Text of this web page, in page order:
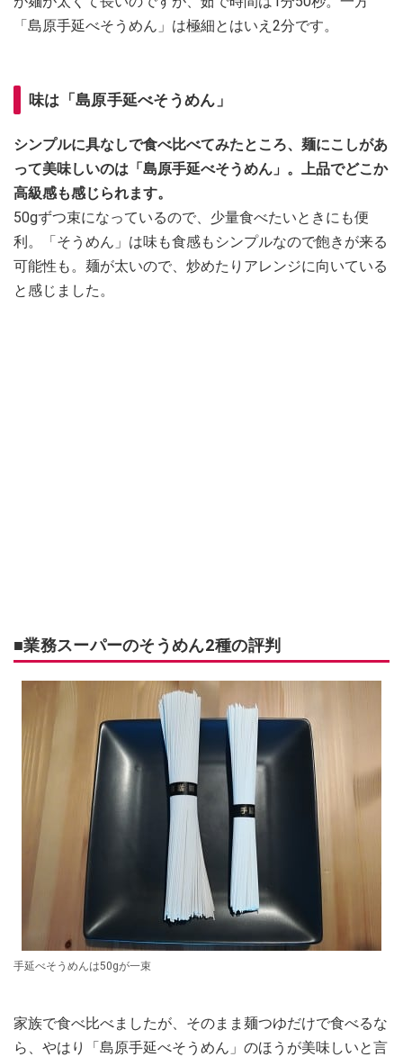
「島原手延べそうめん」は極細とはいえ2分です。
味は 「島原手延べそうめん」
シンプルに具なしで食べ比べてみたところ、麺にこしがあ
って美味しいのは「島原手延べそうめん」。上品でどこか
高級感も感じられます。
50gずつ束になっているので、少量食べたいときにも便
利。「そうめん」は味も食感もシンプルなので飽きが来る
可能性も。麺が太いので、炒めたりアレンジに向いている
と感じました。
■業務スーパーのそうめん2種の評判
手延べそうめんは50gが一束
家族で食べ比べましたが、そのまま麺つゆだけで食べるな
ら、やはり「島原手延べそうめん」のほうが美味しいと言